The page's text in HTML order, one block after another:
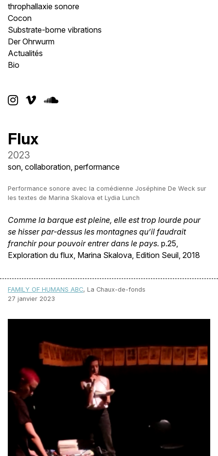
throphallaxie sonore
Cocon
Substrate-borne vibrations
Der Ohrwurm
Actualités
Bio
  
Flux
2023
son, collaboration, performance
Performance sonore avec la comédienne Joséphine De Weck sur
les textes de Marina Skalova et Lydia Lunch
Comme la barque est pleine, elle est trop lourde pour
se hisser par-dessus les montagnes qu’il faudrait
franchir pour pouvoir entrer dans le pays. p.25,
Exploration du flux, Marina Skalova, Edition Seuil, 2018
FAMILY OF HUMANS ABC, La Chaux-de-fonds
27 janvier 2023